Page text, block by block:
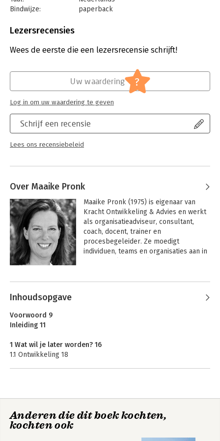
Bindwijze:
paperback
Uitgever:
Verschijningsdatum:
14-9-2022
Lezersrecensies
Wees de eerste die een lezersrecensie schrijft!
Schrijf een recensie
Lees ons recensiebeleid
Uw waardering ?
Log in om uw waardering te geven
Over Maaike Pronk
Maaike Pronk (1975) is eigenaar van
Kracht Ontwikkeling & Advies en werkt
als organisatieadviseur, consultant,
coach, docent, trainer en
procesbegeleider. Ze moedigt
individuen, teams en organisaties aan in
Andere boeken door Maaike Pronk
jackpot
Inhoudsopgave
Voorwoord 9
Inleiding 11
1 Wat wil je later worden? 16
1.1 Ontwikkeling 18
1.7 Verlies van eigenwaarde 41
1.8 Hard werken 43
Anderen die dit boek kochten,
kochten ook